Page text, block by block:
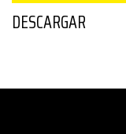
DESCARGAR